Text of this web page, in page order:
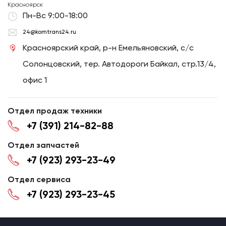
Красноярск
Пн-Вс 9:00-18:00
24@komtrans24.ru
Красноярский край, р-н Емельяновский, с/с
Солонцовский, тер. Автодороги Байкал, стр.13/4,
офис 1
Отдел продаж техники
+7 (391) 214-82-88
Отдел запчастей
+7 (923) 293-23-49
Отдел сервиса
+7 (923) 293-23-45